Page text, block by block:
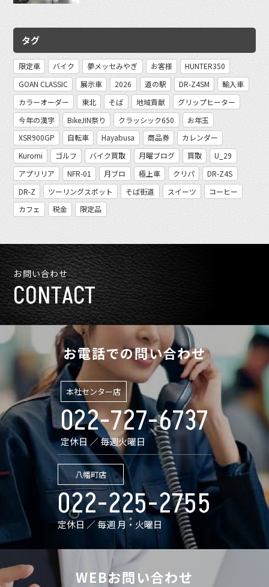
タグ
限定車 バイク 夢メッセみやぎ お客様
HUNTER350
GOAN CLASSIC
展示車 2026 道の駅 DR-Z4SM
輸入車
カラーオーダー
東北 そば 地域貢献
グリップヒーター
今年の漢字
BikeJIN祭り クラッシック650
お年玉
XSR900GP
自転車 Hayabusa 商品券
カレンダー
Kuromi
ゴルフ バイク買取 月曜ブログ 買取
U_29
アプリリア
NFR-01 月ブロ 極上車 クリパ
DR-Z4S
DR-Z
ツーリングスポット そば街道 スイーツ
コーヒー
カフェ
税金 限定品
お問い合わせ
CONTACT
お電話での問い合わせ
本社センター店
022-727-6737
定休日 ／ 毎週火曜日
八幡町店
022-225-2755
定休日 ／ 毎週 月・火曜日
WEBお問い合わせ